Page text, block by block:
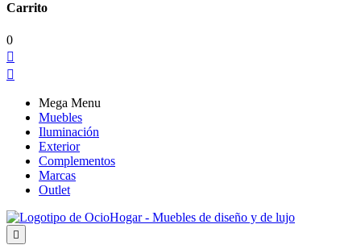
Carrito
0


Mega Menu
Muebles
Iluminación
Exterior
Complementos
Marcas
Outlet
